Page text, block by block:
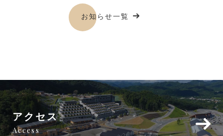
お知らせ一覧
アクセス
Access